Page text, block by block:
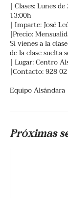
| Clases: Lunes
13:00h
| Imparte: José
|Precio:
Si vienes a la
de la clase suelta
| Lugar: Centro
|Contacto: 928
Próximas